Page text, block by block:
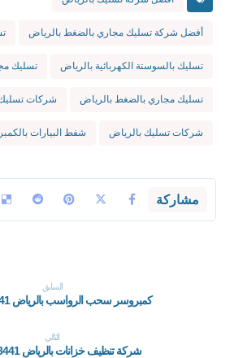
أفضل شركة تسليك مجاري بالضغط بالرياض
تسليك بالسوستة الكهربائية بالرياض تسليك
تسليك مجاري بالضغط بالرياض شركات تسليك
شركات تسليك بالرياض شفط البيارات
السابق
كمبروسر سحب الرواسب بالرياض 0508563441
التالي
شركة تنظيف خزانات بالرياض 0508563441